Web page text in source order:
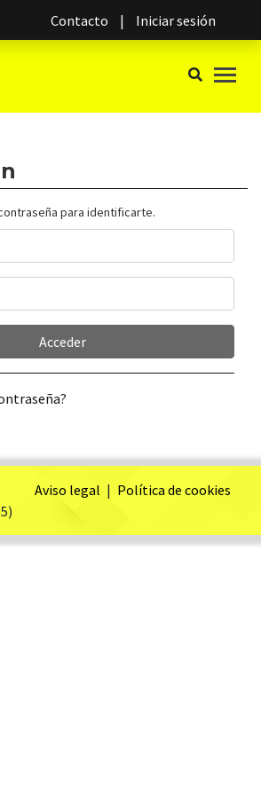
Contacto | Iniciar sesión
para identificarte.
Acceder
Aviso legal | Política de cookies